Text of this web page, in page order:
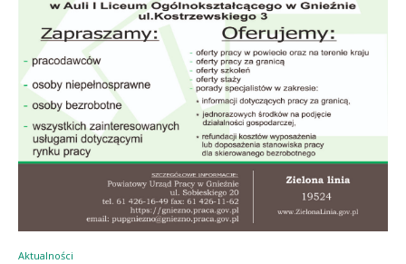
Aktualności